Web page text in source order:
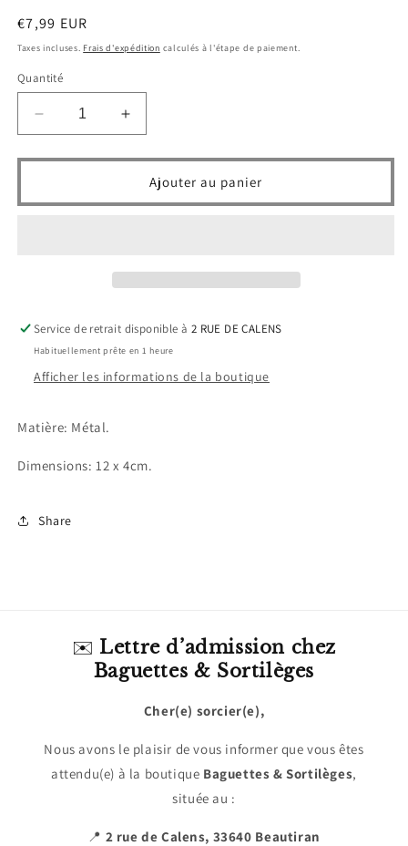
Prix
habituel
€7,99 EUR
Taxes incluses. Frais d'expédition calculés à l'étape de paiement.
Quantité
Réduire
la
quantité
Marque
Augmenter
la
quantité
Marque
Ajouter au panier
Service de retrait disponible à 2 RUE DE CALENS
Habituellement prête en 1 heure
Afficher les informations de la boutique
Matière: Métal.
Dimensions: 12 x 4cm.
Share
✉️ Lettre d’admission chez
Baguettes & Sortilèges
Cher(e) sorcier(e),
Nous avons le plaisir de vous informer que vous êtes
attendu(e) à la boutique Baguettes & Sortilèges,
située au :
📍 2 rue de Calens, 33640 Beautiran